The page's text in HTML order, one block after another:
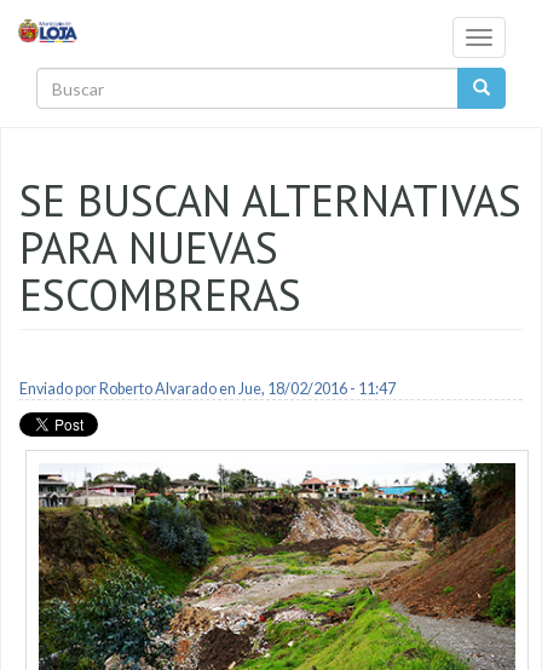
Toggle
SE BUSCAN ALTERNATIVAS
PARA NUEVAS
ESCOMBRERAS
Enviado por Roberto Alvaradoen Jue, 18/02/2016 - 11:47